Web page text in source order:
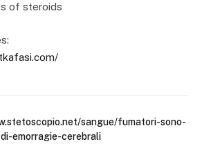
of steroids
sangue/fumatori-sono-
emorragie-cerebrali